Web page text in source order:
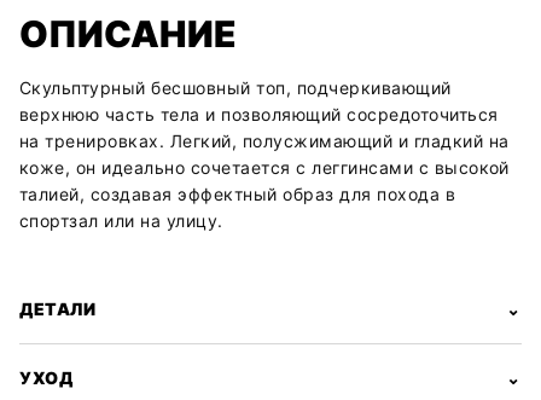
ОПИСАНИЕ
Скульптурный бесшовный топ, подчеркивающий
верхнюю часть тела и позволяющий сосредоточиться
на тренировках. Легкий, полусжимающий и гладкий на
коже, он идеально сочетается с леггинсами с высокой
талией, создавая эффектный образ для похода в
спортзал или на улицу.
ДЕТАЛИ ⌄
УХОД ⌄